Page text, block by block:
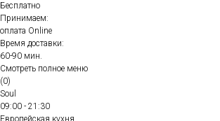
Бесплатно
Принимаем:
оплата Online
Время доставки:
60-90 мин.
Смотреть полное меню
(0)
Soul
09:00 - 21:30